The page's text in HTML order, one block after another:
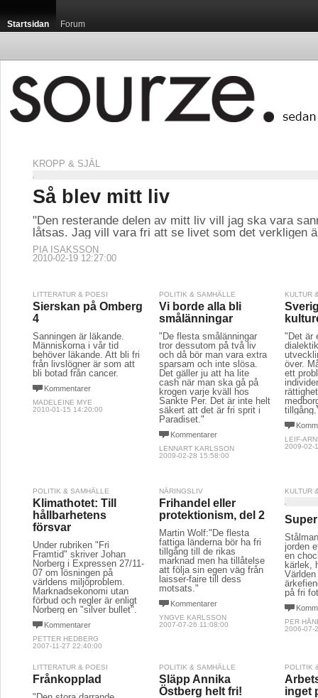
Startsidan Forum
KROPP & SJÄL
Så blev mitt liv
"Den resterande delen av mitt liv vill jag ska vara
låtsas. Jag vill vara fri att se livet som det verkligen
PIA ISAKSSON
2010-02-19 12:27:00
LITTERATUR & POESI
Sierskan på Omberg
4
Sanningen är läkande.
Människorna i vår tid
behöver läkande. Att bli fri
från livslögner är som att
bli botad från cancer.
Kommentarer
MADELEINE MYE
2010-01-15 14:20:00
POLITIK & SAMHÄLLE
Vi borde alla bli
smålänningar
"De flesta smålänningar
tror dessutom på två liv
och då bör man vara extra
sparsam och inte slösa.
Det gäller ju att ha lite
cash när man ska gå på
krogen varje kväll hos
Sankte Per. Det är inte helt
säkert att det är fri sprit i
Paradiset."
Kommentarer
LENNART KARLSSON
2009-02-28 15:58:00
KULTUR
"Det är
över.
ett
LEIF-
2009-02-
POLITIK & SAMHÄLLE
Klimathotet: Till
hållbarhetens
försvar
Under rubriken "Fri
Framtid" skriver Johan
Norberg i Expressen 27/11-
07 om lösningen på
världens miljöproblem.
Marknadsekonomi utan
förbud och regler är enligt
Norberg en "silver bullet".
Kommentarer
PETTER HEDBERG
2007-11-27 22:40:00
NÄRINGSLIV
Frihandel eller
protektionism, del 2
Martin Wolf:"De flesta
fattiga länderna bör ha fri
tillgång till de rikas
marknad men ha tillåtelse
att följa sin egen väg från
laisser-faire till dess
motsats."
Kommentarer
YNGVE KARLSSON
2007-07-26 11:08:00
KULTUR
jorden
en
kärlek,
på fri
PER
2006-07-
LITTERATUR & POESI
Frånkopplad
POLITIK & SAMHÄLLE
Släpp Annika
Östberg helt fri!
POLITIK
inget